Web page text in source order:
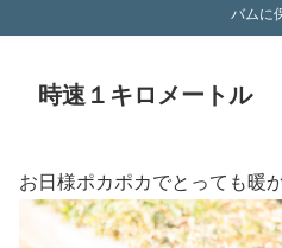
バムに
時速１キロメートル
お日様ポカポカでとっても暖